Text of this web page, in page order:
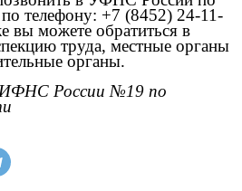
по телефону: +7 (8452) 24-11-
вы можете обратиться в
труда, местные органы
органы.
России №19 по